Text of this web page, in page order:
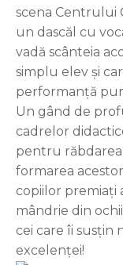
scena Centrului
un dascăl cu
vadă scânteia
simplu elev și
performanță
Un gând de
cadrelor
pentru
formarea
copiilor premiați
mândrie din
cei care îi susțin
excelenței!